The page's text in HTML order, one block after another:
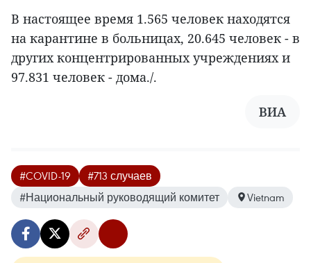
В настоящее время 1.565 человек находятся
на карантине в больницах, 20.645 человек - в
других концентрированных учреждениях и
97.831 человек - дома./.
ВИА
#COVID-19
#713 случаев
#Национальный руководящий комитет
Vietnam